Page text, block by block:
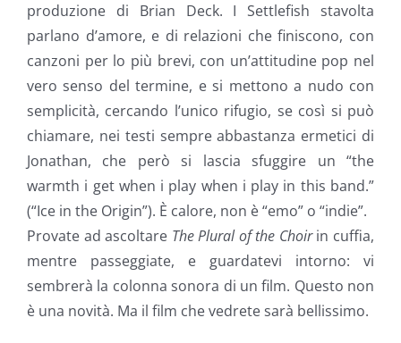
produzione di Brian Deck. I Settlefish stavolta
parlano d’amore, e di relazioni che finiscono, con
canzoni per lo più brevi, con un’attitudine pop nel
vero senso del termine, e si mettono a nudo con
semplicità, cercando l’unico rifugio, se così si può
chiamare, nei testi sempre abbastanza ermetici di
Jonathan, che però si lascia sfuggire un “the
warmth i get when i play when i play in this band.”
(“Ice in the Origin”). È calore, non è “emo” o “indie”.
Provate ad ascoltare The Plural of the Choirin cuffia,
mentre passeggiate, e guardatevi intorno: vi
sembrerà la colonna sonora di un film. Questo non
è una novità. Ma il film che vedrete sarà bellissimo.